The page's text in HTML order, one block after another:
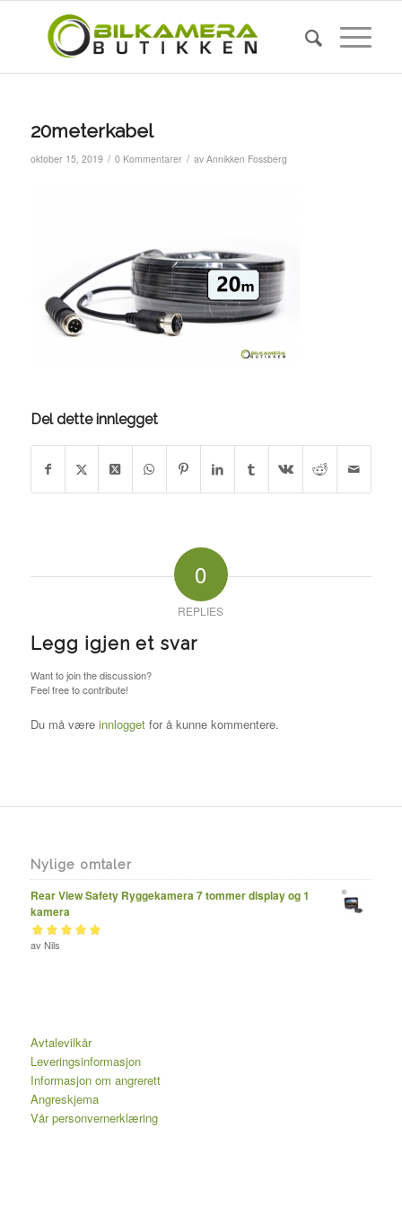
20meterkabel
oktober 15, 2019 / 0 Kommentarer / av Annikken Fossberg
Del dette innlegget
0
REPLIES
Legg igjen et svar
Want to join the discussion?
Feel free to contribute!
Du må være innloggetfor å kunne kommentere.
Nylige omtaler
Rear View Safety Ryggekamera 7 tommer display og 1
kamera
Vurdert
av Nils
Avtalevilkår
Leveringsinformasjon
Informasjon om angrerett
Angreskjema
Vår personvernerklæring